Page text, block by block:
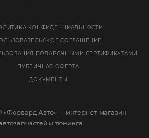
КОНФИДЕНЦИАЛЬНОСТИ
СОГЛАШЕНИЕ
ПОДАРОЧНЫМИ СЕРТИФИКАТАМИ
ПУБЛИЧНАЯ ОФЕРТА
ДОКУМЕНТЫ
«Форвард Авто» — интернет-магазин
автозапчастей и тюнинга